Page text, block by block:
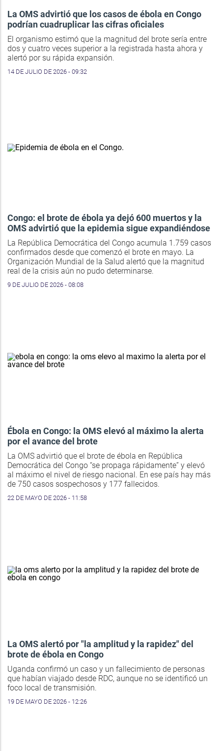
La OMS advirtió que los casos de ébola en Congo
podrían cuadruplicar las cifras oficiales
El organismo estimó que la magnitud del brote sería entre
dos y cuatro veces superior a la registrada hasta ahora y
alertó por su rápida expansión.
14 DE JULIO DE 2026 - 09:32
Congo: el brote de ébola ya dejó 600 muertos y la
OMS advirtió que la epidemia sigue expandiéndose
La República Democrática del Congo acumula 1.759 casos
confirmados desde que comenzó el brote en mayo. La
Organización Mundial de la Salud alertó que la magnitud
real de la crisis aún no pudo determinarse.
9 DE JULIO DE 2026 - 08:08
Ébola en Congo: la OMS elevó al máximo la alerta
por el avance del brote
La OMS advirtió que el brote de ébola en República
Democrática del Congo “se propaga rápidamente” y elevó
al máximo el nivel de riesgo nacional. En ese país hay más
de 750 casos sospechosos y 177 fallecidos.
22 DE MAYO DE 2026 - 11:58
La OMS alertó por "la amplitud y la rapidez" del
brote de ébola en Congo
Uganda confirmó un caso y un fallecimiento de personas
que habían viajado desde RDC, aunque no se identificó un
foco local de transmisión.
19 DE MAYO DE 2026 - 12:26